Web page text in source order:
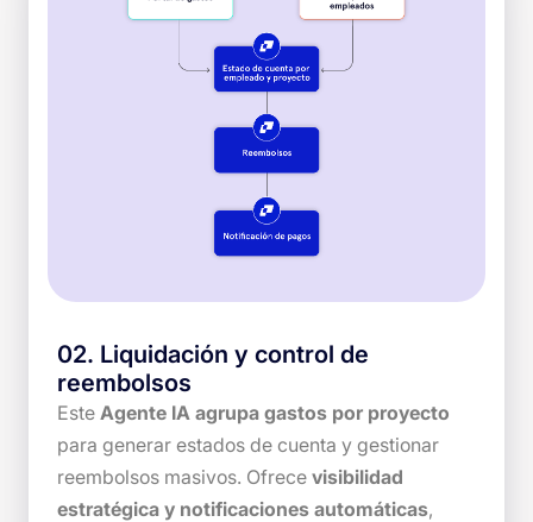
02. Liquidación y control de
reembolsos
Este Agente IA agrupa gastos por proyecto
para generar estados de cuenta y gestionar
reembolsos masivos. Ofrece visibilidad
estratégica y notificaciones automáticas,